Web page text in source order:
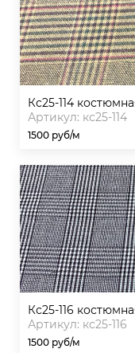
кс25-114
Артикул: кс25-114
1500 руб/м
кс25-116
Артикул: кс25-116
1500 руб/м